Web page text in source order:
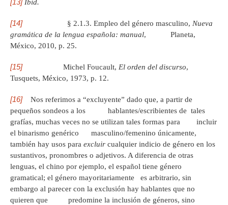
[13] Ibid.
[14]§ 2.1.3. Empleo del género masculino, Nueva
gramática de la lengua española: manual, Planeta,
México, 2010, p. 25.
[15]Michel Foucault, El orden del discurso,
Tusquets, México, 1973, p. 12.
[16]Nos referimos a “excluyente” dado que, a partir de
pequeños sondeos a los hablantes/escribientes de tales
grafías, muchas veces no se utilizan tales formas para incluir
el binarismo genérico masculino/femenino únicamente,
también hay usos para excluir cualquier indicio de género en los
sustantivos, pronombres o adjetivos. A diferencia de otras
lenguas, el chino por ejemplo, el español tiene género
gramatical; el género mayoritariamente es arbitrario, sin
embargo al parecer con la exclusión hay hablantes que no
quieren que predomine la inclusión de géneros, sino